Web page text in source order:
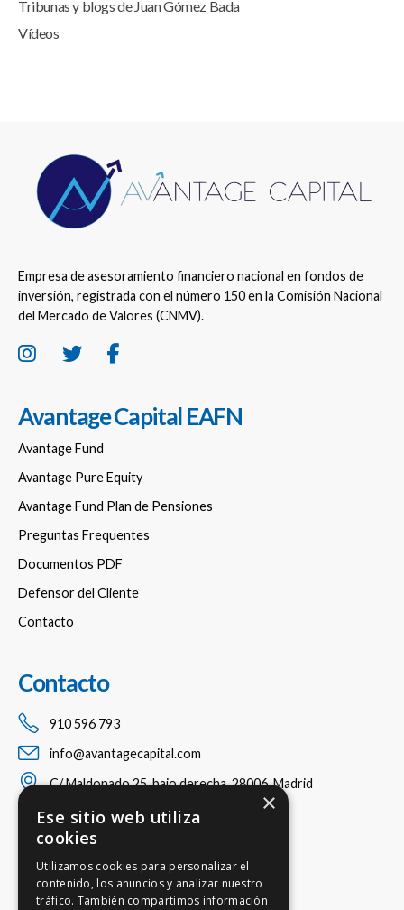
Tribunas y blogs de Juan Gómez Bada
Vídeos
Empresa de asesoramiento financiero nacional en fondos de
inversión, registrada con el número 150 en la Comisión Nacional
del Mercado de Valores (CNMV).
Avantage Capital EAFN
Avantage Fund
Avantage Pure Equity
Avantage Fund Plan de Pensiones
Preguntas Frequentes
Documentos PDF
Defensor del Cliente
Contacto
Contacto
910 596 793
info@avantagecapital.com
C/ Maldonado 25, bajo derecha, 28006, Madrid
×
Ese sitio web utiliza
cookies
Utilizamos cookies para personalizar el
contenido, los anuncios y analizar nuestro
tráfico. También compartimos información